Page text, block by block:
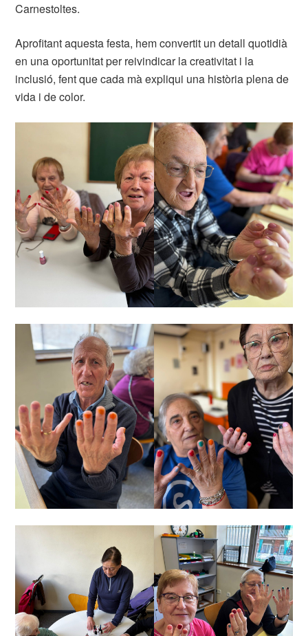
Carnestoltes.
Aprofitant aquesta festa, hem convertit un detall quotidià
en una oportunitat per reivindicar la creativitat i la
inclusió, fent que cada mà expliqui una història plena de
vida i de color.